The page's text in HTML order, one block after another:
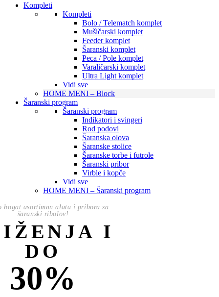
Kompleti
Kompleti
Bolo / Telematch komplet
Mušičarski komplet
Feeder komplet
Šaranski komplet
Peca / Pole komplet
Varaličarski komplet
Ultra Light komplet
Vidi sve
HOME MENI – Block
Šaranski program
Šaranski program
Indikatori i svingeri
Rod podovi
Šaranska olova
Šaranske stolice
Šaranske torbe i futrole
Šaranski pribor
Virble i kopče
Vidi sve
HOME MENI – Šaranski program
bogat asortiman alata i pribora za
šaranski ribolov!
I
DO
30%